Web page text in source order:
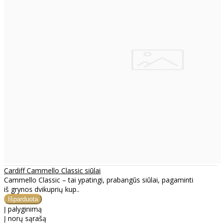
Cardiff Cammello Classic siūlai
Cammello Classic – tai ypatingi, prabangūs siūlai, pagaminti
iš grynos dvikuprių kup..
Į palyginimą
Į norų sąrašą